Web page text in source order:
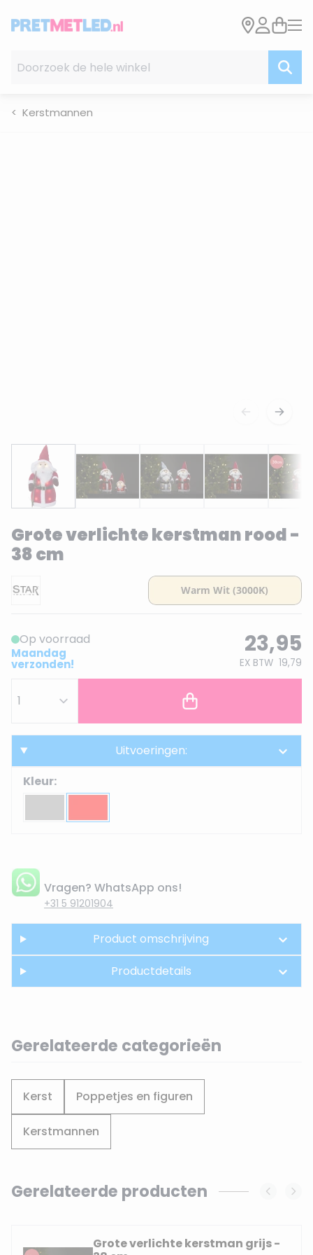
Kerstmannen
Grote verlichte kerstman rood -
38 cm
Op voorraad
Maandag
verzonden!
23,95
EX BTW 19,79
Uitvoeringen:
Kleur:
Vragen? WhatsApp ons!
+31 5 91201904
Product omschrijving
Productdetails
Gerelateerde categorieën
Kerst Poppetjes en figuren
Kerstmannen
Navigating through the elements of the carousel is
Press to skip carousel
Gerelateerde producten
Grote verlichte kerstman grijs -